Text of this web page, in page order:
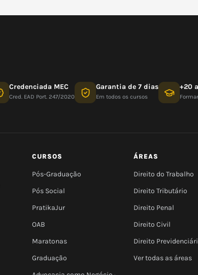
Credenciada MEC
Cred. EAD Port. 247/2020
Garantia de 7 dias
Em todos os cursos
+20
CURSOS
Pós-Graduação
Pós Social
PratikaJur
OAB
Maratonas
Graduação
ÁREAS
Direito do Trabalho
Direito Tributário
Direito Penal
Direito Civil
Direito
Ver todas as áreas